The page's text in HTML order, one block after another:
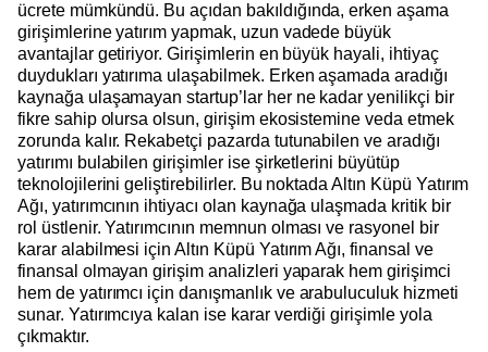
ücrete mümkündü. Bu açıdan bakıldığında, erken aşama
girişimlerine yatırım yapmak, uzun vadede büyük
avantajlar getiriyor. Girişimlerin en büyük hayali, ihtiyaç
duydukları yatırıma ulaşabilmek. Erken aşamada aradığı
kaynağa ulaşamayan startup’lar her ne kadar yenilikçi bir
fikre sahip olursa olsun, girişim ekosistemine veda etmek
zorunda kalır. Rekabetçi pazarda tutunabilen ve aradığı
yatırımı bulabilen girişimler ise şirketlerini büyütüp
teknolojilerini geliştirebilirler. Bu noktada Altın Küpü Yatırım
Ağı, yatırımcının ihtiyacı olan kaynağa ulaşmada kritik bir
rol üstlenir. Yatırımcının memnun olması ve rasyonel bir
karar alabilmesi için Altın Küpü Yatırım Ağı, finansal ve
finansal olmayan girişim analizleri yaparak hem girişimci
hem de yatırımcı için danışmanlık ve arabuluculuk hizmeti
sunar. Yatırımcıya kalan ise karar verdiği girişimle yola
çıkmaktır.